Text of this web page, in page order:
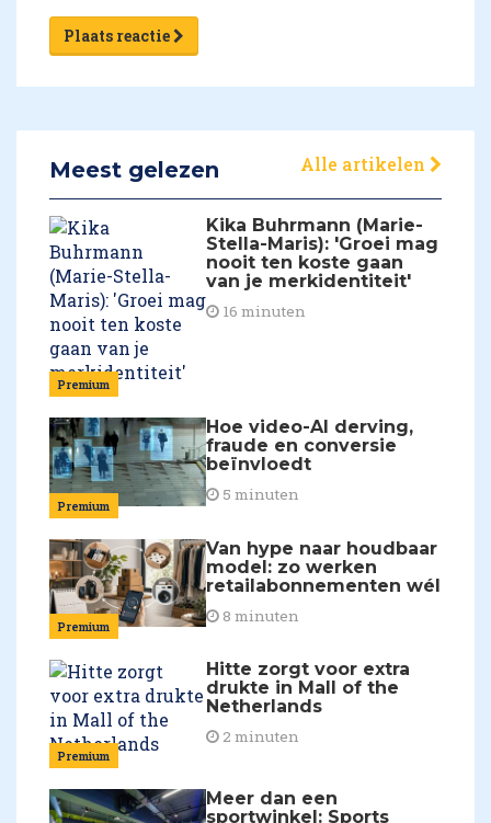
Plaats reactie
Meest gelezen Alle artikelen
Premium
Kika Buhrmann (Marie-
Stella-Maris): 'Groei mag
nooit ten koste gaan
van je merkidentiteit'
16 minuten
Premium
Hoe video-AI derving,
fraude en conversie
beïnvloedt
5 minuten
Premium
Van hype naar houdbaar
model: zo werken
retailabonnementen wél
8 minuten
Premium
Hitte zorgt voor extra
drukte in Mall of the
Netherlands
2 minuten
Meer dan een
sportwinkel: Sports